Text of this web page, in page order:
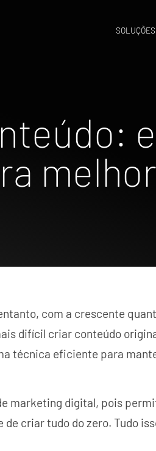
SOLUÇÕES
com a crescente
difícil criar conteúdo
técnica eficiente para
marketing digital, pois
criar tudo do zero. Tudo